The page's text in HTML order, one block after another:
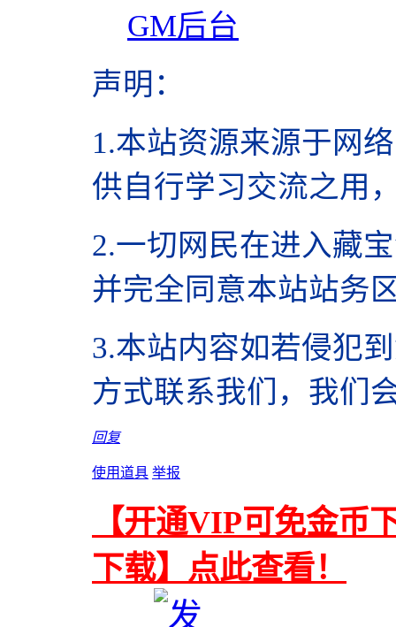
GM后台
声明 ：
1.本站资源来源于网
供自行学习交流之用
2.一切网民在进入藏
并完全同意本站站务
3.本站内容如若侵犯
方式联系我们，我们
回复
使用道具 举报
【开通VIP可免金币
下载】点此查看！